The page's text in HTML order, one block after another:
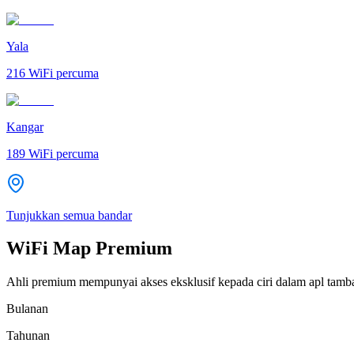
Yala
216 WiFi percuma
Kangar
189 WiFi percuma
Tunjukkan semua bandar
WiFi Map Premium
Ahli premium mempunyai akses eksklusif kepada ciri dalam apl
Bulanan
Tahunan